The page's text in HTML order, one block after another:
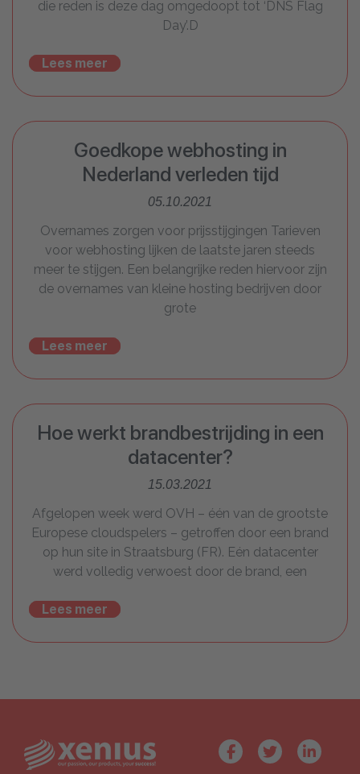
die reden is deze dag omgedoopt tot ‘DNS Flag
Day’.D
Lees meer
Goedkope webhosting in
Nederland verleden tijd
05.10.2021
Overnames zorgen voor prijsstijgingen Tarieven
voor webhosting lijken de laatste jaren steeds
meer te stijgen. Een belangrijke reden hiervoor zijn
de overnames van kleine hosting bedrijven door
grote
Lees meer
Hoe werkt brandbestrijding in een
datacenter?
15.03.2021
Afgelopen week werd OVH – één van de grootste
Europese cloudspelers – getroffen door een brand
op hun site in Straatsburg (FR). Eén datacenter
werd volledig verwoest door de brand, een
Lees meer